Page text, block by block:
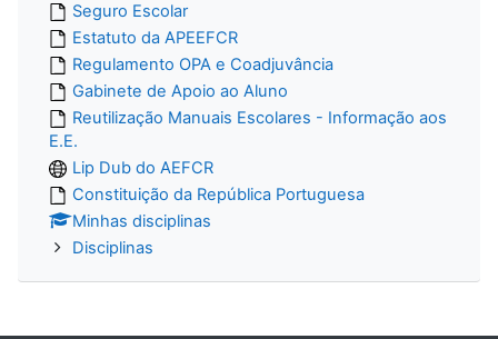
Seguro Escolar
Estatuto da APEEFCR
Regulamento OPA e Coadjuvância
Gabinete de Apoio ao Aluno
Reutilização Manuais Escolares - Informação aos
E.E.
Lip Dub do AEFCR
Constituição da República Portuguesa
Minhas disciplinas
Disciplinas